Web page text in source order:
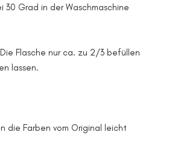
Grad in der Waschmaschine
Flasche nur ca. zu 2/3 befüllen
lassen.
die Farben vom Original leicht